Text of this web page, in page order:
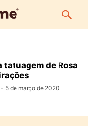
tatuagem de Rosa
- 5 de março de 2020